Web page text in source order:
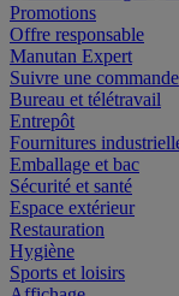
Promotions
Offre responsable
Manutan Expert
Suivre une commande
Bureau et télétravail
Entrepôt
Fournitures
Emballage et bac
Sécurité et santé
Espace extérieur
Restauration
Hygiène
Sports et loisirs